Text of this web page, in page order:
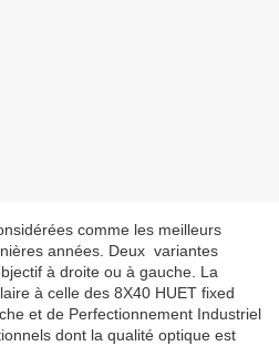
comme les meilleurs
années. Deux variantes
à droite ou à gauche. La
à celle des 8X40 HUET fixed
et de Perfectionnement Industriel
dont la qualité optique est